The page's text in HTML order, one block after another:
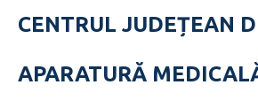
CENTRUL JUDEȚEAN
APARATURĂ